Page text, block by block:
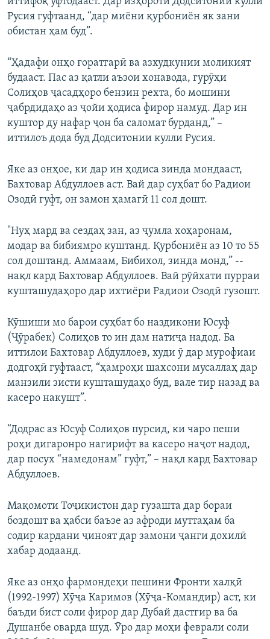
Русия гуфтаанд, “дар миёни қурбониён як зани
обистан ҳам буд”.
“Ҳадафи онҳо ғоратгарӣ ва азхудкунии моликият
будааст. Пас аз қатли аъзои хонавода, гурӯҳи
Солиҳов ҷасадҳоро бензин рехта, бо мошини
ҷабрдидаҳо аз ҷойи ҳодиса фирор намуд. Дар ин
куштор ду нафар ҷон ба саломат бурданд,” –
иттилоъ дода буд Додситонии кулли Русия.
Яке аз онҳое, ки дар ин ҳодиса зинда мондааст,
Бахтовар Абдуллоев аст. Вай дар суҳбат бо Радиои
Озодӣ гуфт, он замон ҳамагӣ 11 сол дошт.
"Нуҳ мард ва сездаҳ зан, аз ҷумла хоҳаронам,
модар ва бибиямро куштанд. Қурбониён аз 10 то 55
сол доштанд. Аммаам, Бибихол, зинда монд,” --
нақл кард Бахтовар Абдуллоев. Вай рӯйхати пурраи
кушташудаҳоро дар ихтиёри Радиои Озодӣ гузошт.
Кӯшиши мо барои суҳбат бо наздикони Юсуф
(Ҷӯрабек) Солиҳов то ин дам натиҷа надод. Ба
иттилои Бахтовар Абдуллоев, худи ӯ дар мурофиаи
додгоҳӣ гуфтааст, “ҳамроҳи шахсони мусаллаҳ дар
манзили зисти кушташудаҳо буд, вале тир назад ва
касеро накушт”.
“Додрас аз Юсуф Солиҳов пурсид, ки чаро пеши
роҳи дигаронро нагирифт ва касеро наҷот надод,
дар посух “намедонам” гуфт,” – нақл кард Бахтовар
Абдуллоев.
Мақомоти Тоҷикистон дар гузашта дар бораи
боздошт ва ҳабси баъзе аз афроди муттаҳам ба
содир кардани ҷиноят дар замони ҷанги дохилӣ
хабар додаанд.
Яке аз онҳо фармондеҳи пешини Фронти халқӣ
(1992-1997) Хӯҷа Каримов (Хӯҷа-Командир) аст, ки
баъди бист соли фирор дар Дубай дастгир ва ба
Душанбе оварда шуд. Ӯро дар моҳи феврали соли